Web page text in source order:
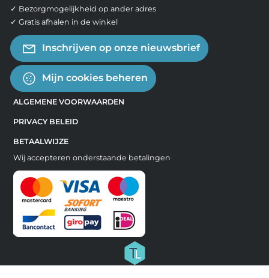
✓ Bezorgmogelijkheid op ander adres
✓ Gratis afhalen in de winkel
Inschrijven op onze nieuwsbrief
Mijn cookies beheren
ALGEMENE VOORWAARDEN
PRIVACY BELEID
BETAALWIJZE
Wij accepteren onderstaande betalingen